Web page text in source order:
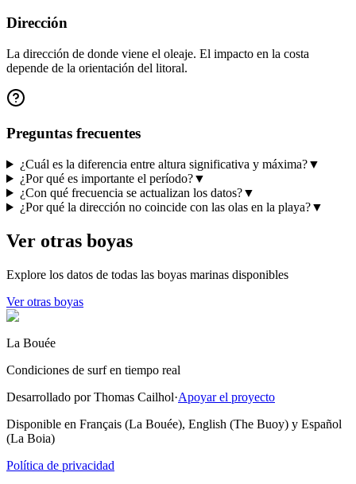
Dirección
La dirección de donde viene el oleaje. El impacto en la costa
depende de la orientación del litoral.
Preguntas frecuentes
¿Cuál es la diferencia entre altura significativa y máxima?▼
¿Por qué es importante el período?▼
¿Con qué frecuencia se actualizan los datos?▼
¿Por qué la dirección no coincide con las olas en la playa?▼
Ver otras boyas
Explore los datos de todas las boyas marinas disponibles
Ver otras boyas
La Bouée
Condiciones de surf en tiempo real
Desarrollado por Thomas Cailhol·Apoyar el proyecto
Disponible en Français (La Bouée), English (The Buoy) y Español
(La Boia)
Política de privacidad